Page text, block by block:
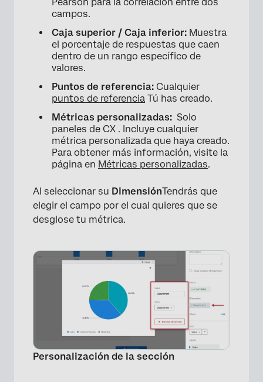
×
campos.
Caja superior / Caja inferior: Muestra
el porcentaje de respuestas que caen
dentro de un rango específico de
valores.
Puntos de referencia: Cualquier
puntos de referencia Tú has creado.
Métricas personalizadas: Solo
paneles de CX . Incluye cualquier
métrica personalizada que haya creado.
Para obtener más información, visite la
página en Métricas personalizadas.
Al seleccionar su DimensiónTendrás que
elegir el campo por el cual quieres que se
desglose tu métrica.
Personalización de la sección